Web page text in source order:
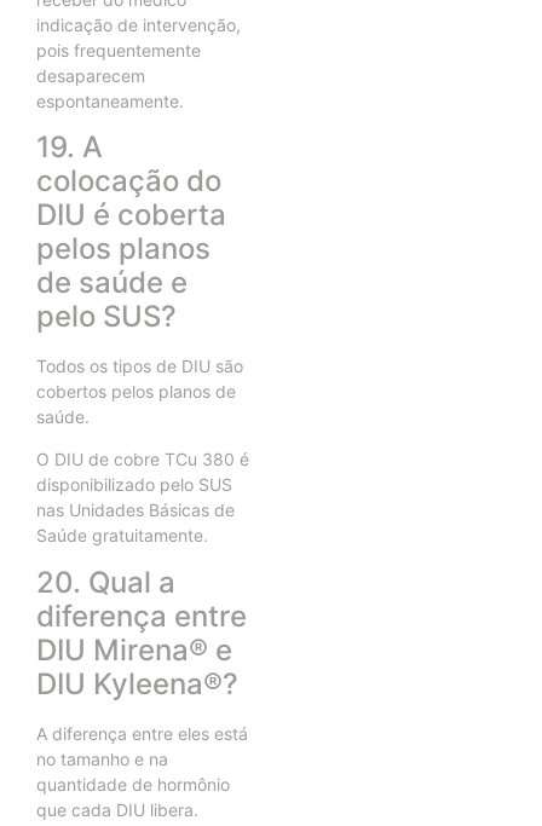
indicação de intervenção,
pois frequentemente
desaparecem
espontaneamente.
19. A
colocação do
DIU é coberta
pelos planos
de saúde e
pelo SUS?
Todos os tipos de DIU são
cobertos pelos planos de
saúde.
O DIU de cobre TCu 380 é
disponibilizado pelo SUS
nas Unidades Básicas de
Saúde gratuitamente.
20. Qual a
diferença entre
DIU Mirena® e
DIU Kyleena®?
A diferença entre eles está
no tamanho e na
quantidade de hormônio
que cada DIU libera.